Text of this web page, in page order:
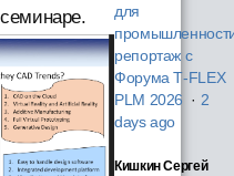
для
репортаж с
Форума T‑FLEX
PLM 2026 · 2
days ago
Кишкин Сергей